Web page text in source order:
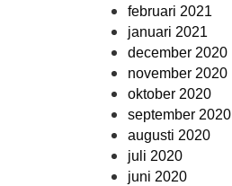
februari 2021
januari 2021
december 2020
november 2020
oktober 2020
september 2020
augusti 2020
juli 2020
juni 2020